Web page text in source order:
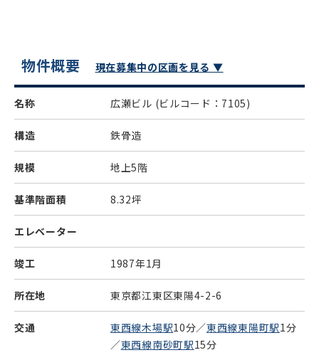
物件概要 現在募集中の区画を見る ▼
名称 広瀬ビル (ビルコード：7105)
構造 鉄骨造
規模 地上5階
基準階面積 8.32坪
エレベーター
竣工 1987年1月
所在地 東京都江東区東陽4-2-6
交通 東西線木場駅10分／東西線東陽町駅1分
／東西線南砂町駅15分